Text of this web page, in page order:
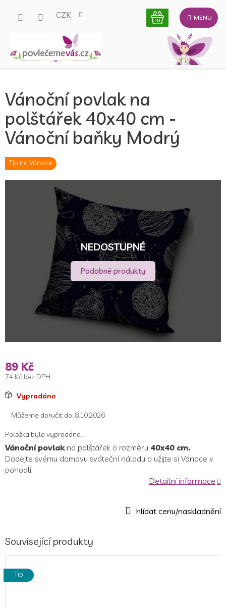
CZK
Vánoční povlak na
polštářek 40x40 cm -
Vánoční baňky Modrý
Tip na Vánoce
NEDOSTUPNÉ
Podobné produkty
89 Kč
74 Kč bez DPH
Měrná
cena:
Vyprodáno
Můžeme doručit do: 8.10.2026
Položka byla vyprodána…
Vánoční povlakna polštářek o rozměru 40x40 cm.
Dodejte svému domovu sváteční náladu a užijte si Vánoce v
pohodlí.
Detailní informace
Související produkty
Tip